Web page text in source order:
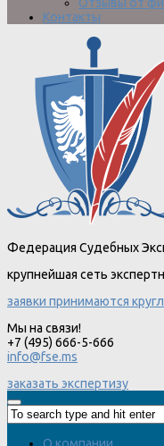
Отзывы от
Контакты
Федерация Судебных
крупнейшая сеть
заявки принимаются
Мы на связи!
+7 (495) 666-5-666
info@fse.ms
заказать экспертизу